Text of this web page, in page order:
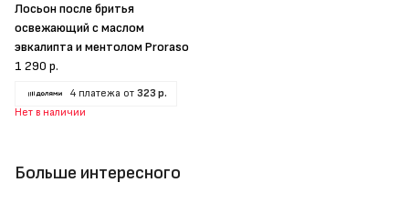
Лосьон после бритья
освежающий с маслом
эвкалипта и ментолом Proraso
1 290 р.
4 платежа от 323 р.
Нет в наличии
Больше интересного